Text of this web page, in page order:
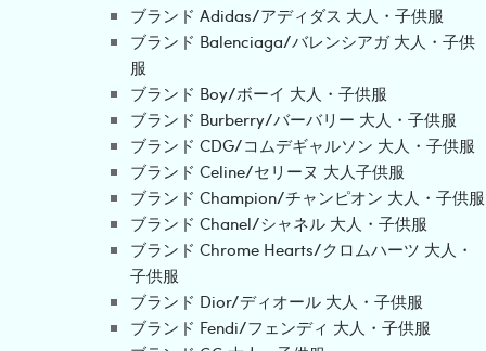
ブランド Adidas/アディダス 大人・子供服
ブランド Balenciaga/バレンシアガ 大人・子供
服
ブランド Boy/ボーイ 大人・子供服
ブランド Burberry/バーバリー 大人・子供服
ブランド CDG/コムデギャルソン 大人・子供服
ブランド Celine/セリーヌ 大人子供服
ブランド Champion/チャンピオン 大人・子供服
ブランド Chanel/シャネル 大人・子供服
ブランド Chrome Hearts/クロムハーツ 大人・
子供服
ブランド Dior/ディオール 大人・子供服
ブランド Fendi/フェンディ 大人・子供服